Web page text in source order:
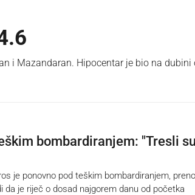
i Mazandaran. Hipocentar je bio na dubini
bombardiranjem: "Tresli
je ponovno pod teškim bombardiranjem,
da je riječ o dosad najgorem danu od početka